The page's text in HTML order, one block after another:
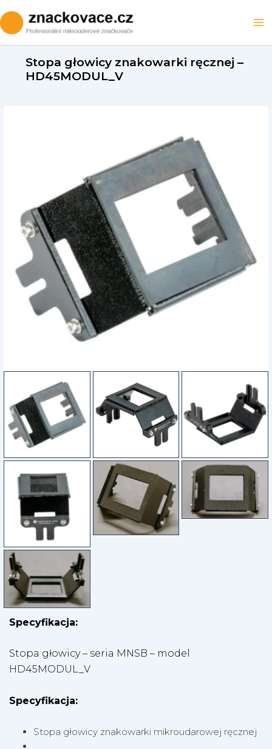
to
content
Stopa głowicy znakowarki ręcznej –
HD45MODUL_V
Specyfikacja:
Stopa głowicy – seria MNSB – model
HD45MODUL_V
Specyfikacja:
Stopa głowicy znakowarki mikroudarowej ręcznej